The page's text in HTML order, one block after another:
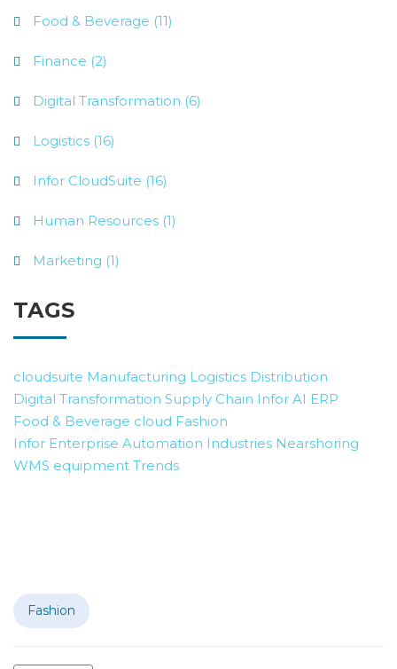
Food & Beverage (11)
Finance (2)
Digital Transformation (6)
Logistics (16)
Infor CloudSuite (16)
Human Resources (1)
Marketing (1)
TAGS
cloudsuite Manufacturing Logistics Distribution
Digital Transformation Supply Chain Infor AI ERP
Food & Beverage cloud Fashion
Infor Enterprise Automation Industries Nearshoring
WMS equipment Trends
Fashion